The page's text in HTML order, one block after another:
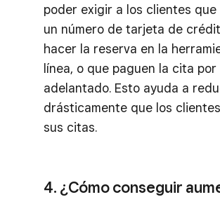
poder exigir a los clientes que
un número de tarjeta de
hacer la reserva en la
línea, o que paguen la cita por
adelantado. Esto ayuda a
drásticamente que los
sus citas.
4. ¿Cómo conseguir